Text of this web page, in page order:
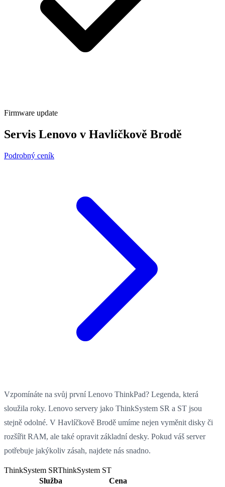
Firmware update
Servis Lenovo v Havlíčkově Brodě
Podrobný ceník
Vzpomínáte na svůj první Lenovo ThinkPad? Legenda, která
sloužila roky. Lenovo servery jako ThinkSystem SR a ST jsou
stejně odolné. V Havlíčkově Brodě umíme nejen vyměnit disky či
rozšířit RAM, ale také opravit základní desky. Pokud váš server
potřebuje jakýkoliv zásah, najdete nás snadno.
ThinkSystem SRThinkSystem ST
Služba
Cena